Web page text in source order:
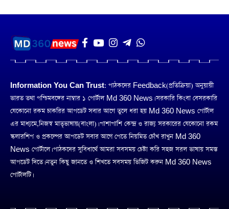
Information You Can Trust: পাঠকদের Feedback(প্রতিক্রিয়া) অনুয়ায়ী
ভারত তথা পশ্চিমবঙ্গের নাম্বার ১ পোর্টাল Md 360 News। সরকারি কিংবা বেসরকারি
যেকোনো রকম চাকরির আপডেট সবার আগে তুলে ধরা হয় Md 360 News পোর্টাল
এর মাধ্যমে,নিজস্ব মাতৃভাষায়(বাংলা)। পাশাপাশি কেন্দ্র ও রাজ্য সরকারের যেকোনো রকম
স্কলারশিপ ও প্রকল্পের আপডেট সবার আগে পেতে নিয়মিত চোঁখ রাখুন Md 360
News পোর্টালে। পাঠকদের সুবিধার্থে আমরা সবসময় চেষ্টা করি সহজ সরল ভাষায় সমস্ত
আপডেট দিতে। নতুন কিছু জানতে ও শিখতে সবসময় ভিজিট করুন Md 360 News
পোর্টালটি।